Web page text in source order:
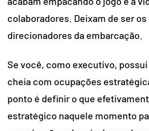
colaboradores. Deixam de ser
direcionadores da embarcação.
Se você, como executivo, possui
cheia com ocupações
ponto é definir o que
estratégico naquele momento